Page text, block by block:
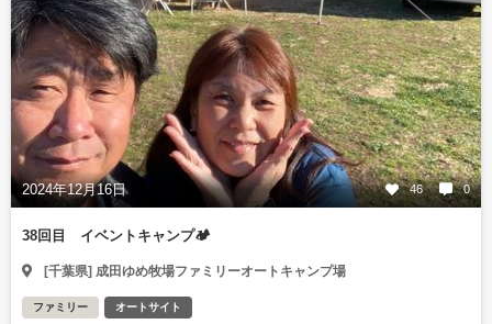
2024年12月16日 46 0
38回目 イベントキャンプ🏕️
[千葉県] 成田ゆめ牧場ファミリーオートキャンプ場
ファミリー オートサイト